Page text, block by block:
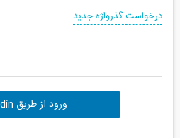
درخواست گذرواژه جدید
ورود از طریق Linkedin